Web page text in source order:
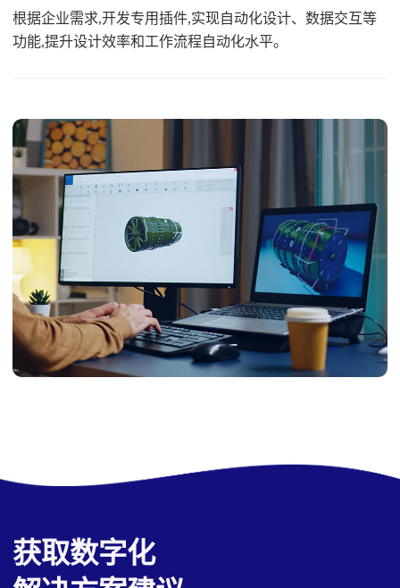
根据企业需求,开发专用插件,实现自动化设计、数据交互等
功能,提升设计效率和工作流程自动化水平。
获取数字化